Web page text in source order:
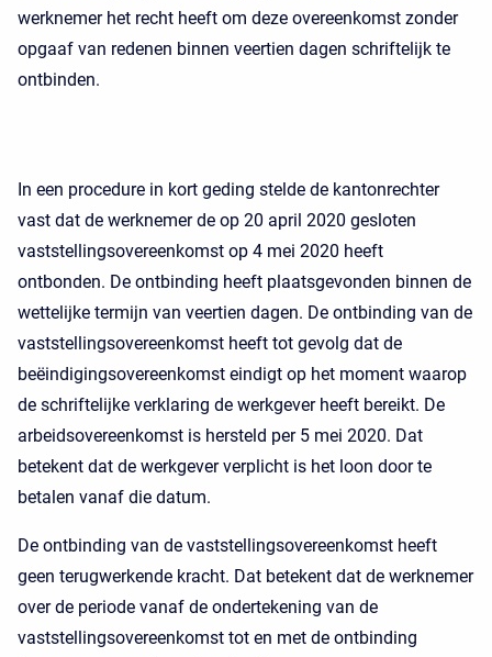
werknemer het recht heeft om deze overeenkomst zonder
opgaaf van redenen binnen veertien dagen schriftelijk te
ontbinden.
In een procedure in kort geding stelde de kantonrechter
vast dat de werknemer de op 20 april 2020 gesloten
vaststellingsovereenkomst op 4 mei 2020 heeft
ontbonden. De ontbinding heeft plaatsgevonden binnen de
wettelijke termijn van veertien dagen. De ontbinding van de
vaststellingsovereenkomst heeft tot gevolg dat de
beëindigingsovereenkomst eindigt op het moment waarop
de schriftelijke verklaring de werkgever heeft bereikt. De
arbeidsovereenkomst is hersteld per 5 mei 2020. Dat
betekent dat de werkgever verplicht is het loon door te
betalen vanaf die datum.
De ontbinding van de vaststellingsovereenkomst heeft
geen terugwerkende kracht. Dat betekent dat de werknemer
over de periode vanaf de ondertekening van de
vaststellingsovereenkomst tot en met de ontbinding